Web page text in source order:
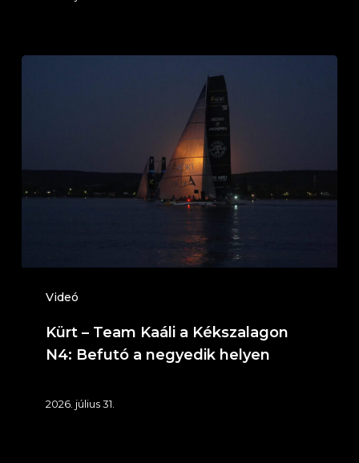
Videó
a
Kékszalagon
a
negyedik
helyenKürt – Team Kaáli a Kékszalagon
N4: Befutó a negyedik helyen
2026. július 31.